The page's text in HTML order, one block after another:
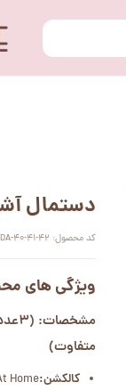
دستمال
کد محصول: Q2DA-40-41-42
ویژگی های
متفاوت)
کالکشن:Home